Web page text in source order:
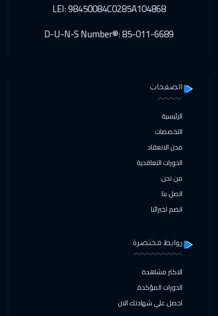
LEI: 98450084C0285A104868
D-U-N-S Number®: 85-011-6689
الصفحات
الرئيسية
التخصصات
مدن الانعقاد
الدورات التعاقدية
من نحن
اتصل بنا
انضم لخبرائنا
روابط مختصرة
الاكثر مشاهدة
الدورات المؤكدة
احصل علي شهادتك الان